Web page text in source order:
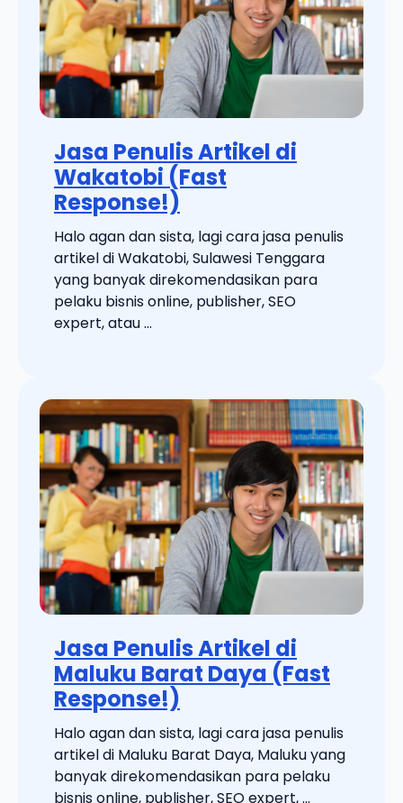
Jasa Penulis Artikel di
Wakatobi (Fast
Response!)
Halo agan dan sista, lagi cara jasa penulis
artikel di Wakatobi, Sulawesi Tenggara
yang banyak direkomendasikan para
pelaku bisnis online, publisher, SEO
expert, atau ...
Jasa Penulis Artikel di
Maluku Barat Daya (Fast
Response!)
Halo agan dan sista, lagi cara jasa penulis
artikel di Maluku Barat Daya, Maluku yang
banyak direkomendasikan para pelaku
bisnis online, publisher, SEO expert, ...